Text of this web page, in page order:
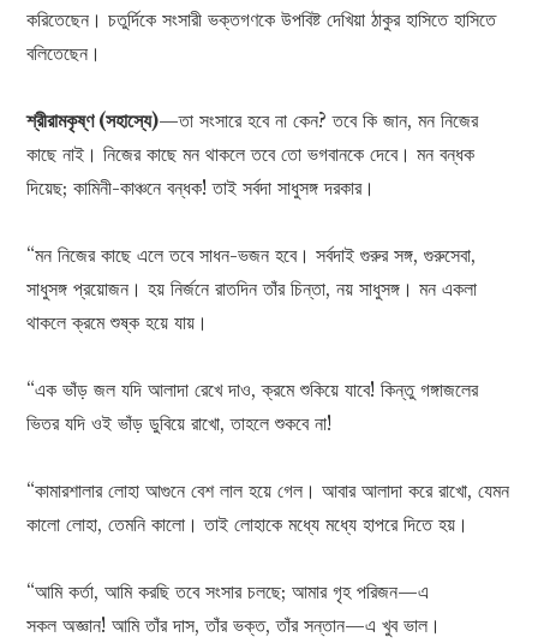
করিতেছেন। চতুর্দিকে সংসারী ভক্তগণকে উপবিষ্ট দেখিয়া ঠাকুর হাসিতে হাসিতে
বলিতেছেন।
শ্রীরামকৃষ্ণ (সহাস্যে)—তা সংসারে হবে না কেন? তবে কি জান, মন নিজের
কাছে নাই। নিজের কাছে মন থাকলে তবে তো ভগবানকে দেবে। মন বন্ধক
দিয়েছ; কামিনী-কাঞ্চনে বন্ধক! তাই সর্বদা সাধুসঙ্গ দরকার।
“মন নিজের কাছে এলে তবে সাধন-ভজন হবে। সর্বদাই গুরুর সঙ্গ, গুরুসেবা,
সাধুসঙ্গ প্রয়োজন। হয় নির্জনে রাতদিন তাঁর চিন্তা, নয় সাধুসঙ্গ। মন একলা
থাকলে ক্রমে শুষ্ক হয়ে যায়।
“এক ভাঁড় জল যদি আলাদা রেখে দাও, ক্রমে শুকিয়ে যাবে! কিন্তু গঙ্গাজলের
ভিতর যদি ওই ভাঁড় ডুবিয়ে রাখো, তাহলে শুকবে না!
“কামারশালার লোহা আগুনে বেশ লাল হয়ে গেল। আবার আলাদা করে রাখো, যেমন
কালো লোহা, তেমনি কালো। তাই লোহাকে মধ্যে মধ্যে হাপরে দিতে হয়।
“আমি কর্তা, আমি করছি তবে সংসার চলছে; আমার গৃহ পরিজন—এ
সকল অজ্ঞান! আমি তাঁর দাস, তাঁর ভক্ত, তাঁর সন্তান—এ খুব ভাল।